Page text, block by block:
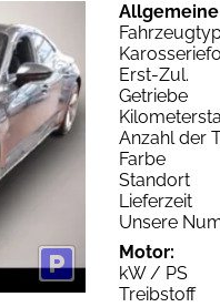
Allgemeine
Erst-Zul.
Getriebe
Anzahl der
Farbe
Standort
Lieferzeit
Unsere
Motor:
kW / PS
Treibstoff